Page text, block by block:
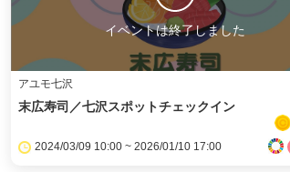
イベントは終了しました
アユモ七沢
末広寿司／七沢スポットチェックイン
2024/03/09 10:00 ~ 2026/01/10 17:00